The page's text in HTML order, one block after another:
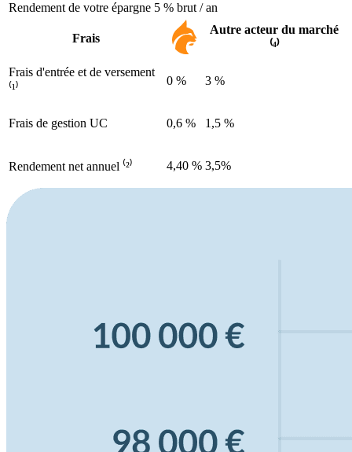
Rendement de votre épargne 5 % brut / an
Frais
Autre acteur du marché
⁽⁴⁾
Frais d'entrée et de versement
⁽¹⁾
0 % 3 %
Frais de gestion UC 0,6 % 1,5 %
Rendement net annuel ⁽²⁾ 4,40 % 3,5%